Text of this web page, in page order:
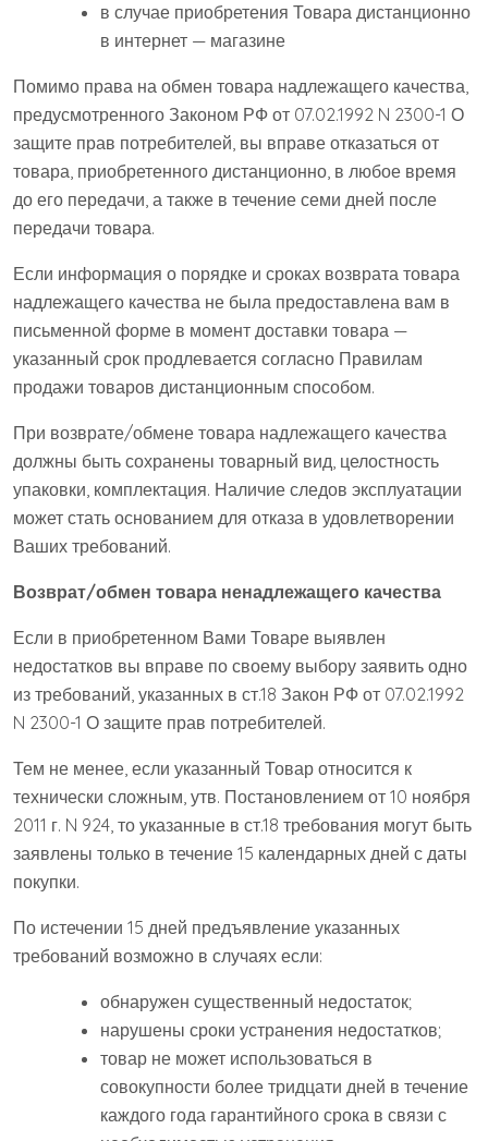
в случае приобретения Товара дистанционно
в интернет — магазине
Помимо права на обмен товара надлежащего качества,
предусмотренного Законом РФ от 07.02.1992 N 2300-1 О
защите прав потребителей, вы вправе отказаться от
товара, приобретенного дистанционно, в любое время
до его передачи, а также в течение семи дней после
передачи товара.
Если информация о порядке и сроках возврата товара
надлежащего качества не была предоставлена вам в
письменной форме в момент доставки товара —
указанный срок продлевается согласно Правилам
продажи товаров дистанционным способом.
При возврате/обмене товара надлежащего качества
должны быть сохранены товарный вид, целостность
упаковки, комплектация. Наличие следов эксплуатации
может стать основанием для отказа в удовлетворении
Ваших требований.
Возврат/обмен товара ненадлежащего качества
Если в приобретенном Вами Товаре выявлен
недостатков вы вправе по своему выбору заявить одно
из требований, указанных в ст.18 Закон РФ от 07.02.1992
N 2300-1 О защите прав потребителей.
Тем не менее, если указанный Товар относится к
технически сложным, утв. Постановлением от 10 ноября
2011 г. N 924, то указанные в ст.18 требования могут быть
заявлены только в течение 15 календарных дней с даты
покупки.
По истечении 15 дней предъявление указанных
требований возможно в случаях если:
обнаружен существенный недостаток;
нарушены сроки устранения недостатков;
товар не может использоваться в
совокупности более тридцати дней в течение
каждого года гарантийного срока в связи с